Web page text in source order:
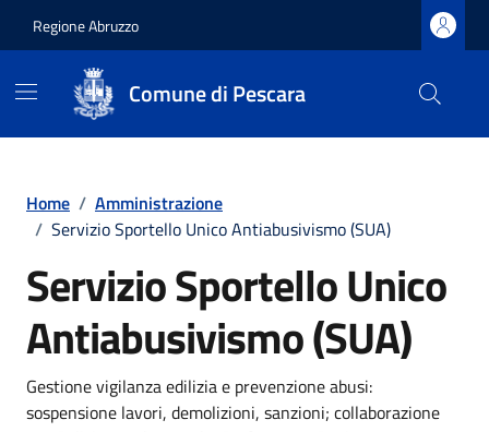
Regione Abruzzo
Comune di Pescara
Home / Amministrazione
/ Servizio Sportello Unico Antiabusivismo (SUA)
Servizio Sportello Unico
Antiabusivismo (SUA)
Gestione vigilanza edilizia e prevenzione abusi:
sospensione lavori, demolizioni, sanzioni; collaborazione